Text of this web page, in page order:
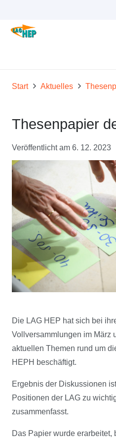
Start Aktuelles
Thesenpapier
Veröffentlicht am 6. 12. 2023
Die LAG HEP hat sich bei
Vollversammlungen im März
aktuellen Themen rund um
HEPH beschäftigt.
Ergebnis der Diskussionen
Positionen der LAG zu
zusammenfasst.
Das Papier wurde erarbeitet,